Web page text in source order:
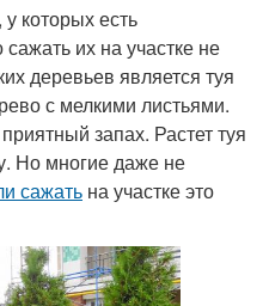
которых есть
их на участке не
деревьев является туя
с мелкими листьями.
запах. Растет туя
Но многие даже не
сажать на участке это